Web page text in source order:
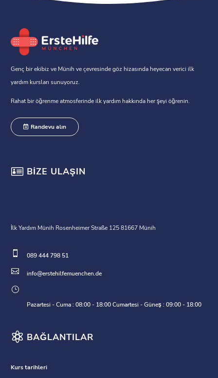
Genç bir ekibiz ve Münih ve çevresinde göz hizasında heyecan verici ilk
yardım kursları sunuyoruz.
Rahat bir öğrenme atmosferinde ilk yardım hakkında her şeyi öğrenin.
Randevu alın
 BIZE ULAŞIN
İlk Yardım Münih Rosenheimer Straße 125 81667 Münih

089 444 798 51

info@erstehilfemuenchen.de
}
Pazartesi - Cuma : 08:00 - 18:00 Cumartesi - Güneş : 09:00 - 18:00
 BAĞLANTILAR
Kurs tarihleri